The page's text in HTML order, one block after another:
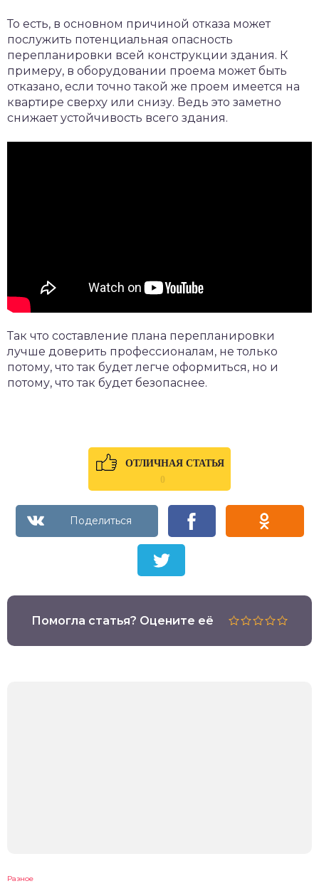
То есть, в основном причиной отказа может
послужить потенциальная опасность
перепланировки всей конструкции здания. К
примеру, в оборудовании проема может быть
отказано, если точно такой же проем имеется на
квартире сверху или снизу. Ведь это заметно
снижает устойчивость всего здания.
Так что составление плана перепланировки
лучше доверить профессионалам, не только
потому, что так будет легче оформиться, но и
потому, что так будет безопаснее.
ОТЛИЧНАЯ СТАТЬЯ
0
Помогла статья? Оцените её
Разное